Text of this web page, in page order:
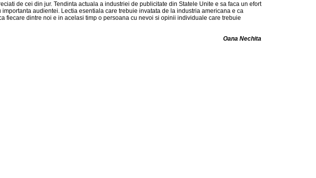
de cei din jur. Tendinta actuala a industriei de publicitate din Statele Unite e sa faca un efort
audientei. Lectia esentiala care trebuie invatata de la industria americana e ca
fiecare dintre noi e in acelasi timp o persoana cu nevoi si opinii individuale care trebuie
Oana Nechita